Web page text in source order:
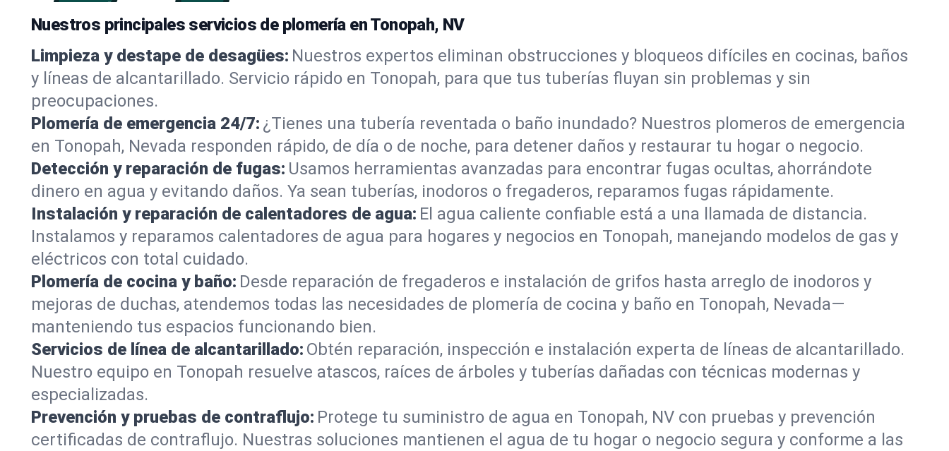
Nuestros principales servicios de plomería en Tonopah, NV
Limpieza y destape de desagües: Nuestros expertos eliminan obstrucciones y bloqueos difíciles en cocinas, baños
y líneas de alcantarillado. Servicio rápido en Tonopah, para que tus tuberías fluyan sin problemas y sin
preocupaciones.
Plomería de emergencia 24/7: ¿Tienes una tubería reventada o baño inundado? Nuestros plomeros de emergencia
en Tonopah, Nevada responden rápido, de día o de noche, para detener daños y restaurar tu hogar o negocio.
Detección y reparación de fugas: Usamos herramientas avanzadas para encontrar fugas ocultas, ahorrándote
dinero en agua y evitando daños. Ya sean tuberías, inodoros o fregaderos, reparamos fugas rápidamente.
Instalación y reparación de calentadores de agua: El agua caliente confiable está a una llamada de distancia.
Instalamos y reparamos calentadores de agua para hogares y negocios en Tonopah, manejando modelos de gas y
eléctricos con total cuidado.
Plomería de cocina y baño: Desde reparación de fregaderos e instalación de grifos hasta arreglo de inodoros y
mejoras de duchas, atendemos todas las necesidades de plomería de cocina y baño en Tonopah, Nevada—
manteniendo tus espacios funcionando bien.
Servicios de línea de alcantarillado: Obtén reparación, inspección e instalación experta de líneas de alcantarillado.
Nuestro equipo en Tonopah resuelve atascos, raíces de árboles y tuberías dañadas con técnicas modernas y
especializadas.
Prevención y pruebas de contraflujo: Protege tu suministro de agua en Tonopah, NV con pruebas y prevención
certificadas de contraflujo. Nuestras soluciones mantienen el agua de tu hogar o negocio segura y conforme a las